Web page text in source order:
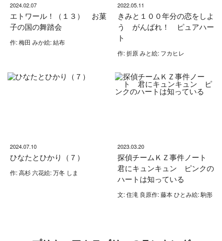
2024.02.07
エトワール！（１３） お菓
子の国の舞踏会
作: 梅田 みか絵: 結布
2022.05.11
きみと１００年分の恋をしよ
う がんばれ！ ピュアハー
ト
作: 折原 みと絵: フカヒレ
2024.07.10
ひなたとひかり（７）
作: 高杉 六花絵: 万冬 しま
2023.03.20
探偵チームＫＺ事件ノート
君にキュンキュン ピンクの
ハートは知っている
文: 住滝 良原作: 藤本 ひとみ絵: 駒形